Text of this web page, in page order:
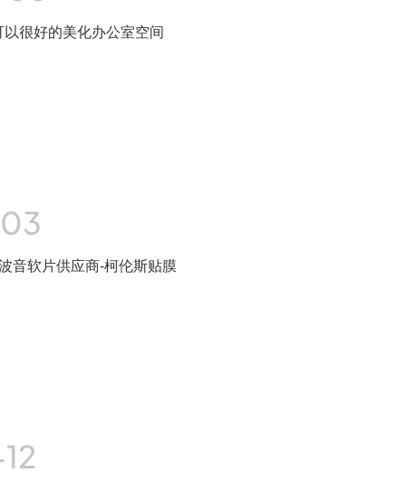
以很好的美化办公室空间
波音软片供应商-柯伦斯贴膜